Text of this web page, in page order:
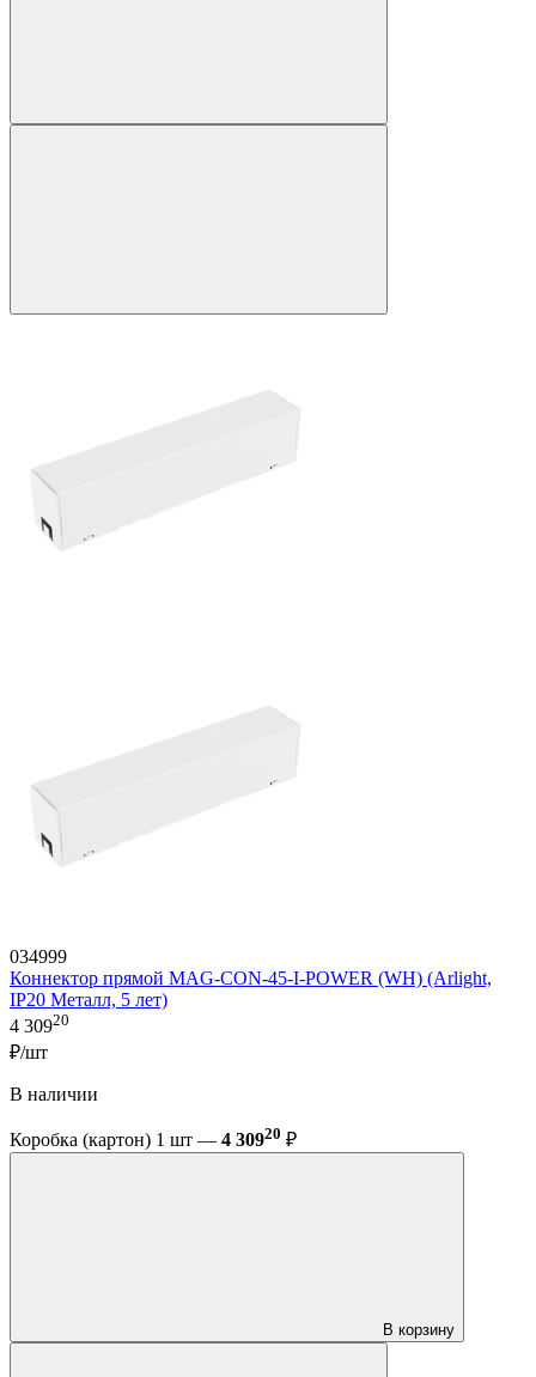
034999
Коннектор прямой MAG-CON-45-I-POWER (WH) (Arlight,
IP20 Металл, 5 лет)
4 30920
₽/шт
В наличии
Коробка (картон) 1 шт — 4 30920 ₽
В корзину